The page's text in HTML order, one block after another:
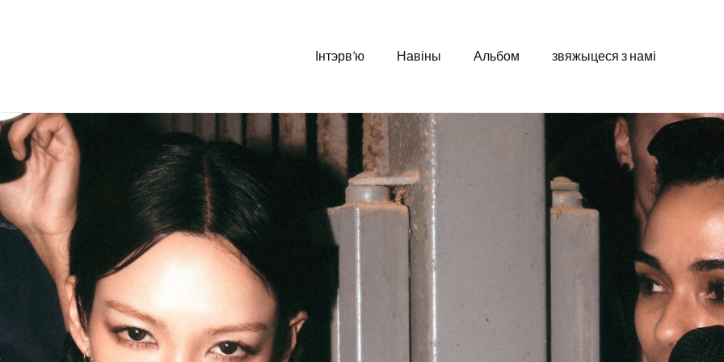
Інтэрв’ю Навіны Альбом звяжыцеся з намі